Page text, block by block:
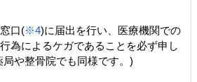
口(※4)に届出を行い、医療機関での
為によるケガであることを必ず申し
や整骨院でも同様です。)